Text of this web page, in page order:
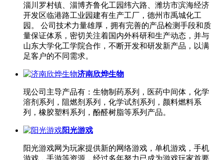
淄川罗村镇、淄博齐鲁化工园纬六路、潍坊市滨海经济
开发区临港路工业园建有生产工厂，德州市禹城化工
园。 公司技术力量雄厚，拥有完善的产品检测手段和质
量保证体系，密切关注着国内外科研和生产动态，并与
山东大学化工学院合作，不断开发和研发新产品，以满
足客户的不同需求。
济南欣烨生物
现公司主导产品有：生物制药系列，医药中间体，化学
溶剂系列，阻燃剂系列，化学试剂系列，颜料燃料系
列，橡胶塑料系列，酚醛树脂等系列产品。
阳光游戏
阳光游戏网为玩家提供新的网络游戏，单机游戏，手机